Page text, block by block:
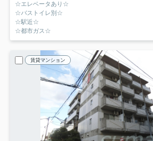
☆エレベータあり☆
☆バストイレ別☆
☆駅近☆
☆都市ガス☆
賃貸マンション